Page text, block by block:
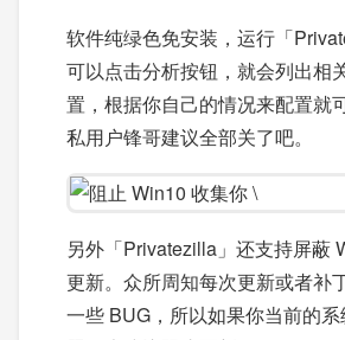
软件纯绿色免安装，运行「
可以点击分析按钮，就会列出相
置，根据你自己的情况来配置就
私用户锋哥建议全部关了吧。
另外「Privatezilla」还支持屏蔽
更新。众所周知每次更新或者补
一些 BUG，所以如果你当前的